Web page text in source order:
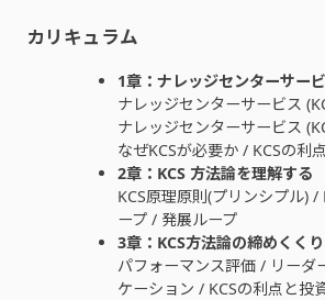
カリキュラム
1章：ナレッジセンターサー
ナレッジセンターサービス
ナレッジセンターサービス
なぜKCSが必要か / KCSの利
2章：KCS 方法論を理解する
KCS原理原則(プリンシプル)
ープ / 発展ループ
3章：KCS方法論の締めくくり
パフォーマンス評価 / リーダ
ケーション / KCSの利点と投